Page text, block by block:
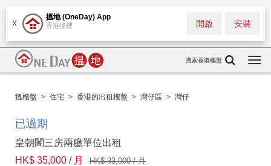
X
搵地 (OneDay) App
香港搵樓 安裝
開啟
搜索香港樓盤
搵樓盤 > 住宅 > 香港的出租樓盤 > 灣仔區 > 灣仔
已過期
皇朝閣三房兩廳單位出租
HK$ 35,000 / 月
HK$ 33,000 / 月